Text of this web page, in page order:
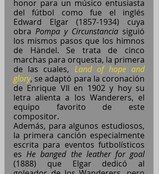
honor para un músico entusiasta
del fútbol como fue el inglés
Edward Elgar (1857-1934) cuya
obra Pompa y Circunstancia siguió
los mismos pasos que los himnos
de Händel. Se trata de cinco
marchas para orquesta, la primera
de las cuales, Land of hope and
glory, se adaptó para la coronación
de Enrique VII en 1902 y hoy su
letra alienta a los Wanderers, el
equipo favorito de este
compositor.
Además, para algunos estudiosos,
la primera canción especialmente
escrita para eventos futbolísticos
es He banged the leather for goal
(1888) que Elgar dedicó al